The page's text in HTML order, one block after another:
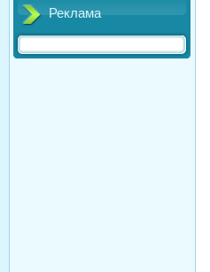
Реклама